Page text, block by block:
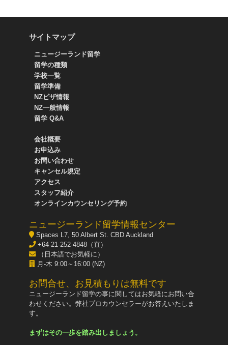
サイトマップ
ニュージーランド留学
留学の種類
学校一覧
留学準備
NZビザ情報
NZ一般情報
留学 Q&A
会社概要
お申込み
お問い合わせ
キャンセル規定
アクセス
スタッフ紹介
オンラインカウンセリング予約
ニュージーランド留学情報センター
Spaces L7, 50 Albert St. CBD Auckland
+64-21-252-4848（直）
（日本語でお気軽に）
月-木 9:00～16:00 (NZ)
お問合せ、お見積もりは無料です
ニュージーランド留学の事に関してはお気軽にお問い合
わせください。弊社プロカウンセラーがお答えいたしま
す。
まずはその一歩を踏み出しましょう。